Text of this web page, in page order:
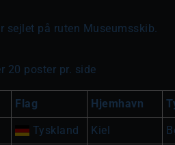
sejlet på ruten Museumsskib.
20 poster pr. side
Flag Hjemhavn
Tyskland Kiel